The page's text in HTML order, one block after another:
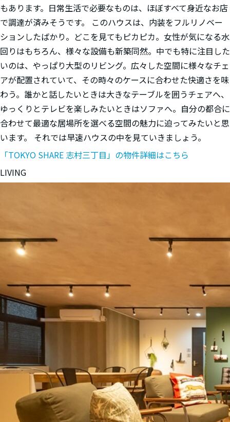
もあります。日常生活で必要なものは、ほぼすべて身近なお店
で調達が済みそうです。 このハウスは、内装をフルリノベー
ションしたばかり。どこを見てもピカピカ。女性が気になる水
回りはもちろん、様々な設備も新築同然。中でも特に注目した
いのは、やっぱり大型のリビング。広々した空間に様々なチェ
アが配置されていて、その時々のケースに合わせた快適さを味
わう。誰かと話したいときは大きなテーブルを囲うチェアへ、
ゆっくりとテレビを楽しみたいときはソファへ。自分の都合に
合わせて最適な居場所を選べる空間の魅力に迫ってみたいと思
います。 それでは早速ハウスの中を見ていきましょう。
「TOKYO SHARE 志村三丁目」の物件詳細はこちら
LIVING